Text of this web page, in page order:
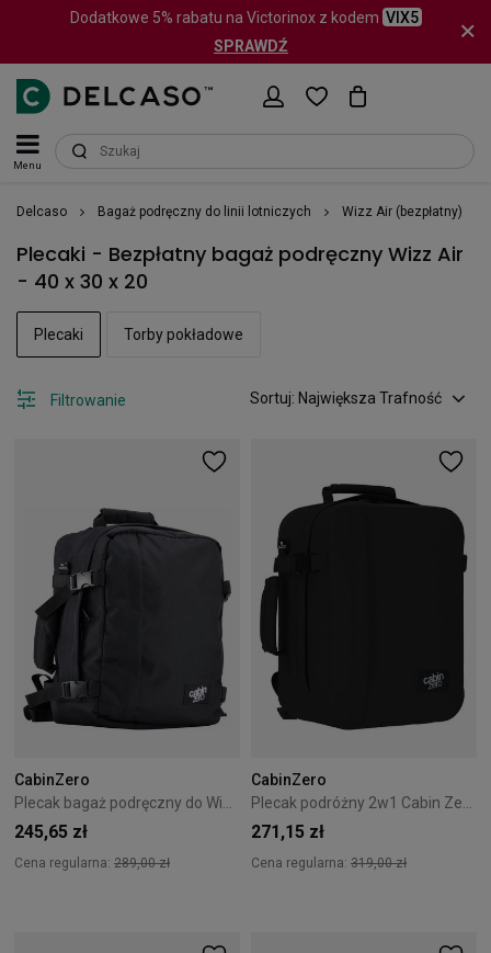
Dodatkowe 5% rabatu na Victorinox z kodem VIX5
SPRAWDŹ
Menu
Delcaso Bagaż podręczny do linii lotniczych Wizz Air (bezpłatny)
Plecaki - Bezpłatny bagaż podręczny Wizz Air
- 40 x 30 x 20
Plecaki Torby pokładowe
Sortuj: Największa Trafność
Filtrowanie
CabinZero
245,65 zł
Cena regularna: 289,00 zł
CabinZero
271,15 zł
Cena regularna: 319,00 zł